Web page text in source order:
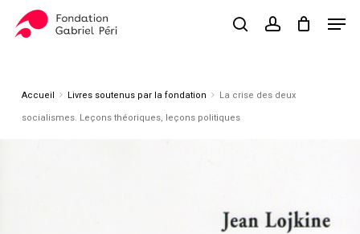
searchaccount
Panier Close
Accueil Livres soutenus par la fondation
La crise des deux
socialismes. Leçons théoriques, leçons politiques